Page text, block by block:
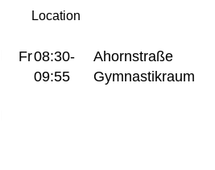
Location
Fr08:30-
09:55
Ahornstraße
Gymnastikraum